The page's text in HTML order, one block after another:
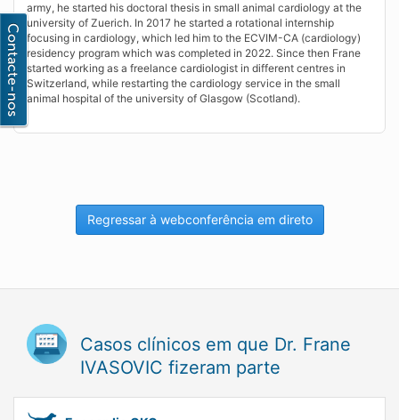
army, he started his doctoral thesis in small animal cardiology at the
university of Zuerich. In 2017 he started a rotational internship
focusing in cardiology, which led him to the ECVIM-CA (cardiology)
residency program which was completed in 2022. Since then Frane
started working as a freelance cardiologist in different centres in
Switzerland, while restarting the cardiology service in the small
animal hospital of the university of Glasgow (Scotland).
Regressar à webconferência em direto
Casos clínicos em que Dr. Frane
IVASOVIC fizeram parte